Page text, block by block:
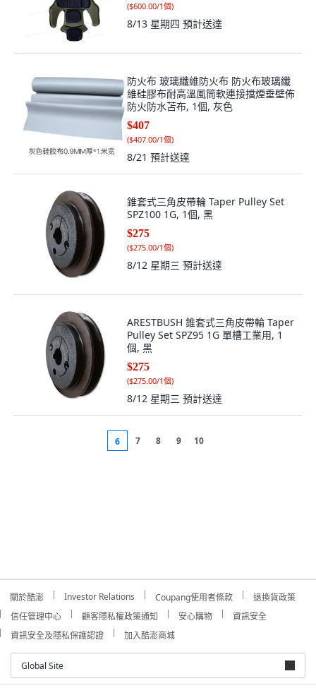
($600.00/1個)
8/13 星期四 預計送達
防火布 玻璃纖維防火布 防火布玻璃纖
維硅膠布耐高溫風筒軟連接擋煙垂壁佈
防火防水苫布, 1個, 灰色
$407
($407.00/1個)
8/21 預計送達
錐套式三角皮帶輪 Taper Pulley Set
SPZ100 1G, 1個, 黑
$275
($275.00/1個)
8/12 星期三 預計送達
ARESTBUSH 錐套式三角皮帶輪 Taper
Pulley Set SPZ95 1G 單槽工業用, 1
個, 黑
$275
($275.00/1個)
8/12 星期三 預計送達
6 7 8 9 10
關於酷澎 Investor Relations Coupang使用者條款
退換貨政策
信任管理中心
顧客隱私權政策通知 安心購物
資訊安全
資訊安全及隱私保護認證
加入酷澎商城
Global Site